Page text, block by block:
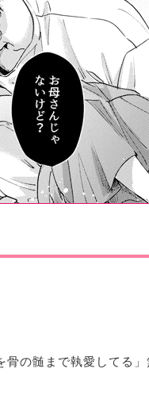
骨の髄まで執愛してる